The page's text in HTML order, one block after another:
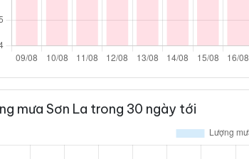
mưa Sơn La trong 30 ngày tới